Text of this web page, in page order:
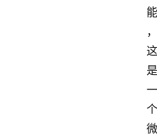
能
，
这
是
一
个
微